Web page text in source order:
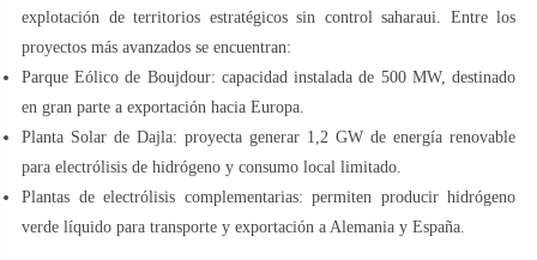
explotación de territorios estratégicos sin control saharaui. Entre los
proyectos más avanzados se encuentran:
Parque Eólico de Boujdour: capacidad instalada de 500 MW, destinado
en gran parte a exportación hacia Europa.
Planta Solar de Dajla: proyecta generar 1,2 GW de energía renovable
para electrólisis de hidrógeno y consumo local limitado.
Plantas de electrólisis complementarias: permiten producir hidrógeno
verde líquido para transporte y exportación a Alemania y España.